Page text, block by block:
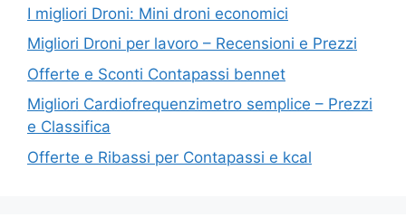
I migliori Droni: Mini droni economici
Migliori Droni per lavoro – Recensioni e Prezzi
Offerte e Sconti Contapassi bennet
Migliori Cardiofrequenzimetro semplice – Prezzi
e Classifica
Offerte e Ribassi per Contapassi e kcal